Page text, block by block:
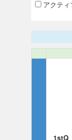
アクテ
1stQ